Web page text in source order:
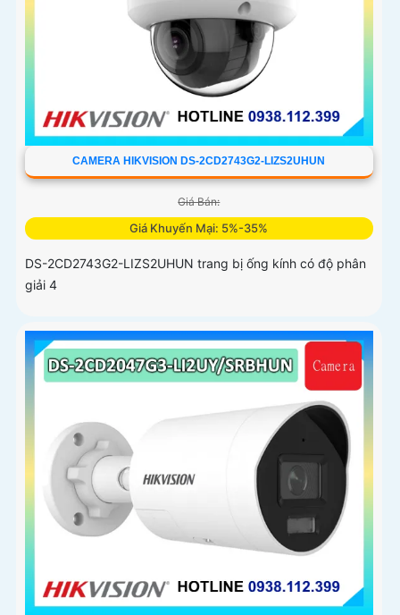
CAMERA HIKVISION DS-2CD2743G2-LIZS2UHUN
Giá Bán:
Giá Khuyến Mại: 5%-35%
DS-2CD2743G2-LIZS2UHUN trang bị ống kính có độ phân
giải 4